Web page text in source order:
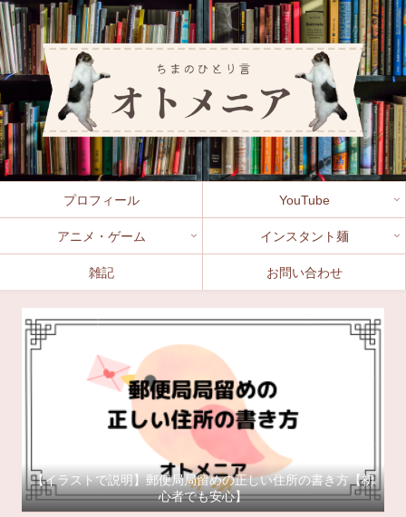
プロフィール YouTube
アニメ・ゲーム インスタント麺
雑記 お問い合わせ
【イラストで説明】郵便局局留めの正しい住所の書き方【初
心者でも安心】